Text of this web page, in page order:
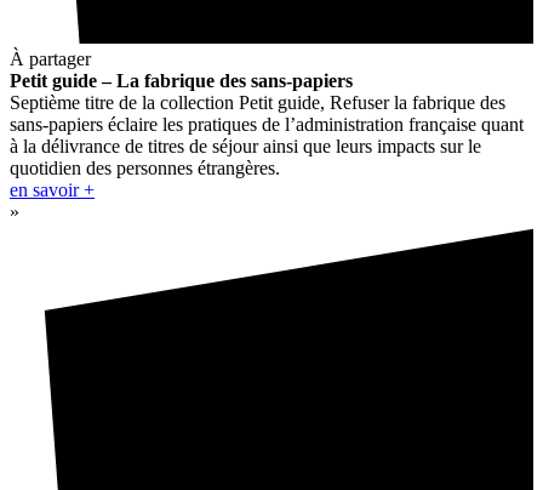
À partager
Petit guide – La fabrique des sans-papiers
Septième titre de la collection Petit guide, Refuser la fabrique des
sans-papiers éclaire les pratiques de l’administration française quant
à la délivrance de titres de séjour ainsi que leurs impacts sur le
quotidien des personnes étrangères.
en savoir +
»